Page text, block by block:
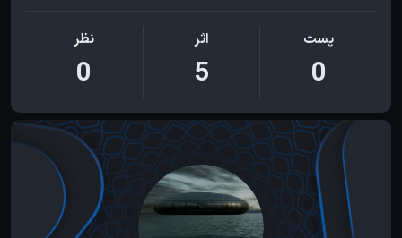
پست
0
اثر
5
نظر
0